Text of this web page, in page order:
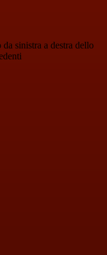
sinistra a destra dello